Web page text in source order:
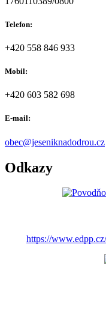
Telefon:
+420 558 846 933
Mobil:
+420 603 582 698
E-mail:
obec@jeseniknadodrou.cz
Odkazy
https://